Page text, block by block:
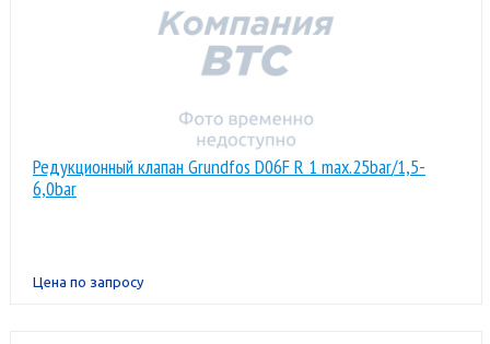
Редукционный клапан Grundfos D06F R 1 max.25bar/1,5-
6,0bar
Цена по запросу